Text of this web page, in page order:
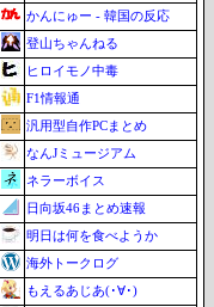
かんにゅー - 韓国の反応
登山ちゃんねる
ヒロイモノ中毒
F1情報通
汎用型自作PCまとめ
なんJミュージアム
ネラーボイス
日向坂46まとめ速報
明日は何を食べようか
海外トークログ
もえるあじあ(･∀･)